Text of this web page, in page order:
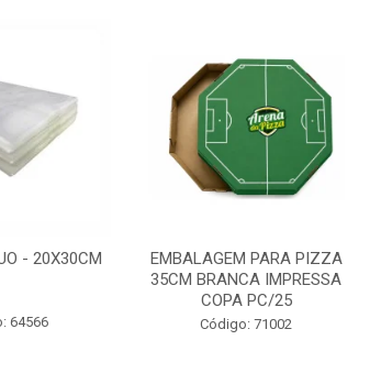
- 20X30CM
64566
EMBALAGEM PARA PIZZA
35CM BRANCA IMPRESSA
COPA PC/25
Código: 71002